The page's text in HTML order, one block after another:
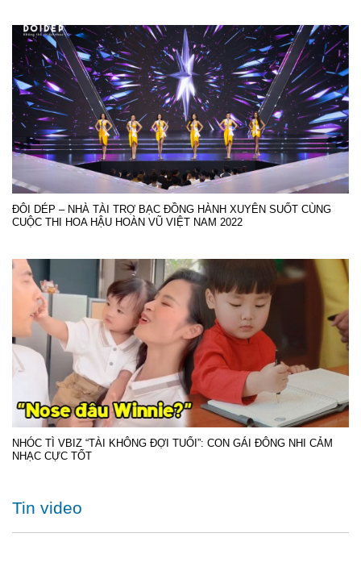
ĐÔI DÉP – NHÀ TÀI TRỢ BẠC ĐỒNG HÀNH XUYÊN SUỐT CÙNG
CUỘC THI HOA HẬU HOÀN VŨ VIỆT NAM 2022
NHÓC TÌ VBIZ “TÀI KHÔNG ĐỢI TUỔI”: CON GÁI ĐÔNG NHI CẢM
NHẠC CỰC TỐT
Tin video